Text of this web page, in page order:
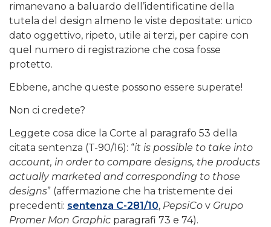
rimanevano a baluardo dell’identificatine della
tutela del design almeno le viste depositate: unico
dato oggettivo, ripeto, utile ai terzi, per capire con
quel numero di registrazione che cosa fosse
protetto.
Ebbene, anche queste possono essere superate!
Non ci credete?
Leggete cosa dice la Corte al paragrafo 53 della
citata sentenza (T-90/16): “it is possible to take into
account, in order to compare designs, the products
actually marketed and corresponding to those
designs” (affermazione che ha tristemente dei
precedenti: sentenza C-281/10, PepsiCo v Grupo
Promer Mon Graphic paragrafi 73 e 74).